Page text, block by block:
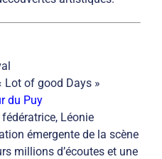
Lot of good Days »
du Puy
Léonie
émergente de la scène
millions d’écoutes et une